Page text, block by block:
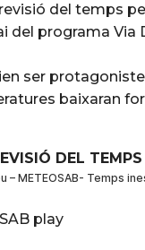
del temps
del programa Via
ser
baixaran
DEL TEMPS